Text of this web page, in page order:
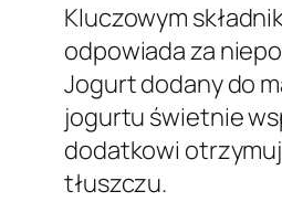
Kluczowym
odpowiada za
Jogurt dodany do
jogurtu świetnie
dodatkowi
tłuszczu.